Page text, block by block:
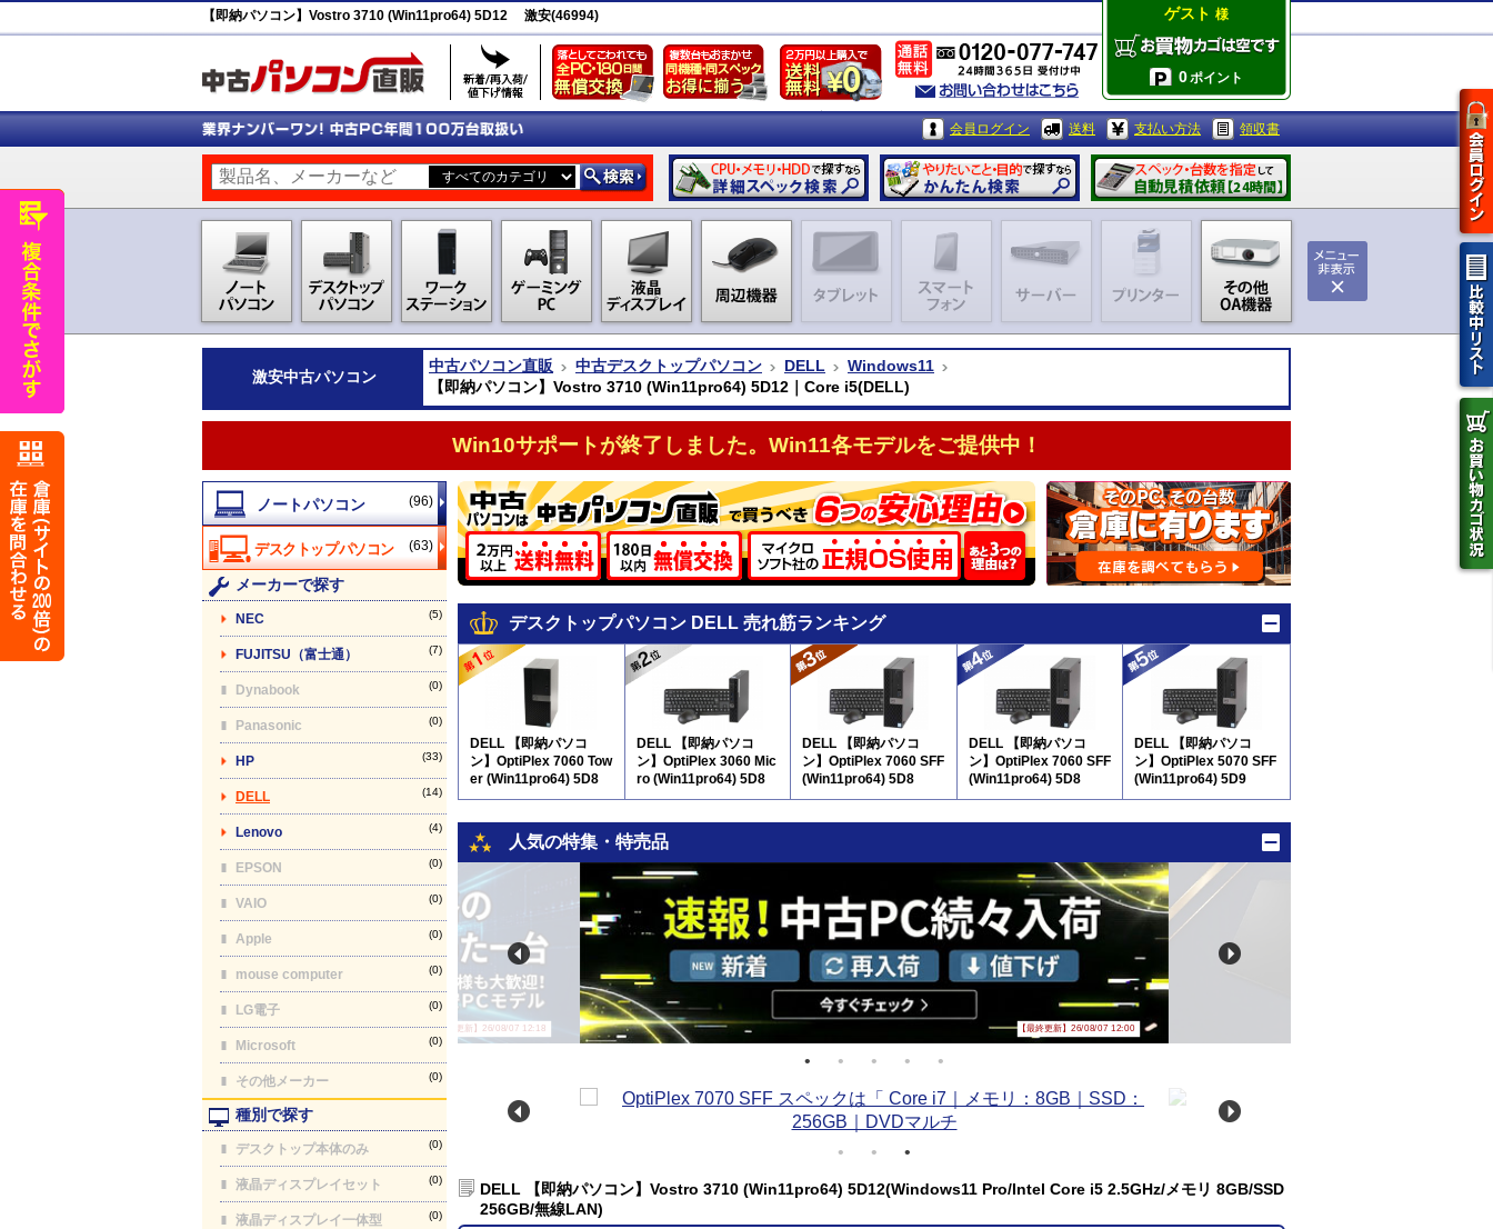
【即納パソコン】Vostro 3710 (Win11pro64) 5D12 激安(46994) ゲスト 様
0ポイント
会員ログイン 送料 支払い方法 領収書
激安中古パソコン
中古パソコン直販 中古デスクトップパソコン DELL
Windows11
【即納パソコン】Vostro 3710 (Win11pro64) 5D12｜Core i5(DELL)
Win10サポートが終了しました。Win11各モデルをご提供中！
(96)
(63)
メーカーで探す
NEC (5)
FUJITSU（富士通） (7)
Dynabook (0)
Panasonic (0)
HP (33)
DELL (14)
Lenovo (4)
EPSON (0)
VAIO (0)
Apple (0)
mouse computer (0)
LG電子 (0)
Microsoft (0)
その他メーカー (0)
種別で探す
デスクトップ本体のみ (0)
液晶ディスプレイセット (0)
液晶ディスプレイ一体型 (0)
デスクトップパソコン DELL 売れ筋ランキング
DELL 【即納パソコ
ン】OptiPlex 7060 Tow
er (Win11pro64) 5D8
DELL 【即納パソコ
ン】OptiPlex 3060 Mic
ro (Win11pro64) 5D8
DELL 【即納パソコ
ン】OptiPlex 7060 SFF
(Win11pro64) 5D8
DELL 【即納パソコ
ン】OptiPlex 7060 SFF
(Win11pro64) 5D8
DELL 【即納パソコ
ン】OptiPlex 5070 SFF
(Win11pro64) 5D9
人気の特集・特売品
【最終更新】26/08/07 12:18 【最終更新】26/08/07 12:00
DELL 【即納パソコン】Vostro 3710 (Win11pro64) 5D12(Windows11 Pro/Intel Core i5 2.5GHz/メモリ 8GB/SSD
256GB/無線LAN)